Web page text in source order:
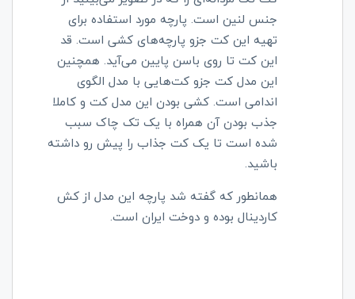
جنس لنین است. پارچه مورد استفاده برای
تهیه این کت جزو پارچه‌های کشی است. قد
این کت تا روی باسن پایین می‌آید. همچنین
این مدل کت جزو کت‌هایی با مدل الگوی
اندامی است. کشی بودن این مدل کت و کاملا
جذب بودن آن همراه با یک تک چاک سبب
شده است تا یک کت جذاب را پیش رو داشته
باشید.
همانطور که گفته شد پارچه این مدل از کش
کاردینال بوده و دوخت ایران است.